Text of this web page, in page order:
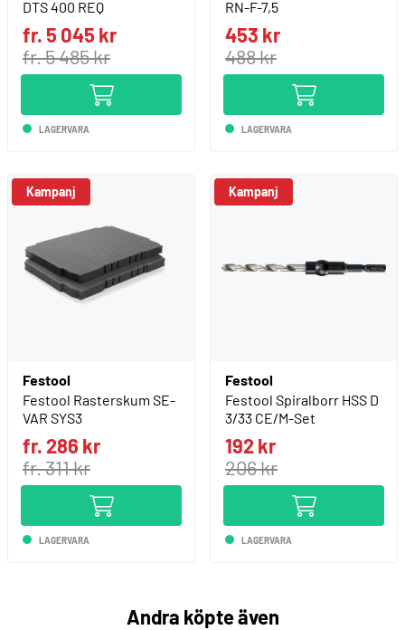
DTS 400 REQ
fr. 5 045 kr
fr. 5 485 kr
LAGERVARA
RN-F-7,5
453 kr
488 kr
LAGERVARA
Kampanj
Festool
Festool Rasterskum SE-
VAR SYS3
fr. 286 kr
fr. 311 kr
LAGERVARA
Kampanj
Festool
Festool Spiralborr HSS D
3/33 CE/M-Set
192 kr
206 kr
LAGERVARA
Andra köpte även